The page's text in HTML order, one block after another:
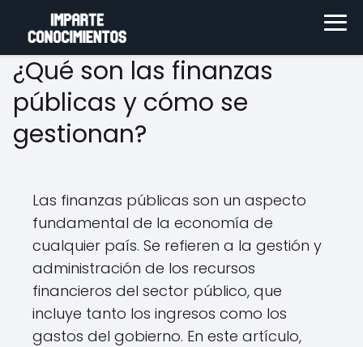
¿Qué son las finanzas
públicas y cómo se
gestionan?
Las finanzas públicas son un aspecto
fundamental de la economía de
cualquier país. Se refieren a la gestión y
administración de los recursos
financieros del sector público, que
incluye tanto los ingresos como los
gastos del gobierno. En este artículo,